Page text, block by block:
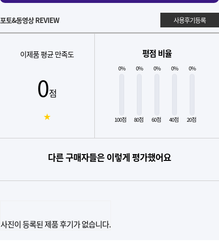
포토&동영상 REVIEW 사용후기등록
이제품 평균 만족도
0점
★
평점 비율
0%
100점
0%
80점
0%
60점
0%
40점
0%
20점
다른 구매자들은 이렇게 평가했어요
사진이 등록된 제품 후기가 없습니다.